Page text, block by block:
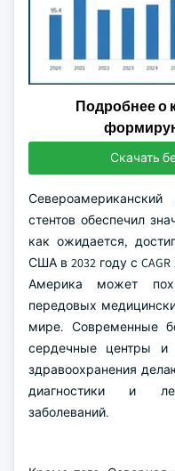
Подробнее о
Скачать
стентов обеспечил
как ожидается,
США в 2032 году с CAGR
Америка может
передовых
мире. Современные
сердечные центры и
здравоохранения
диагностики и
заболеваний.